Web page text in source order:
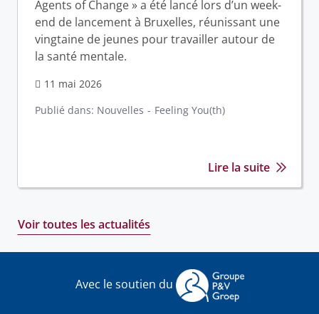
Agents of Change » a été lancé lors d’un week-
end de lancement à Bruxelles, réunissant une
vingtaine de jeunes pour travailler autour de
la santé mentale.
11 mai 2026
Publié dans: Nouvelles Feeling You(th)
Lire la suite
Voir toutes les actualités
Avec le soutien du